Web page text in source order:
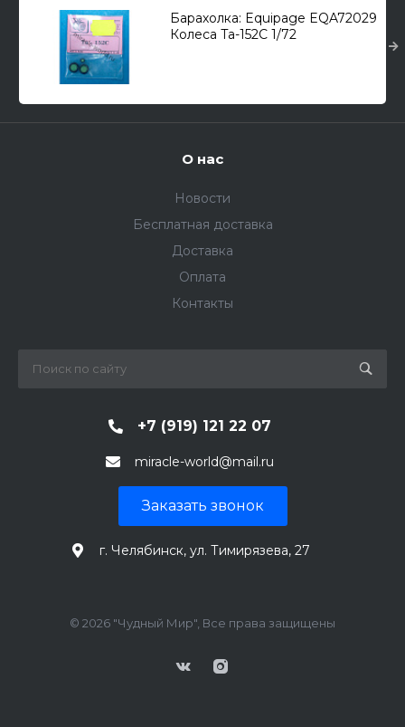
Барахолка: Equipage EQA72029
Колеса Ta-152C 1/72
О нас
Новости
Бесплатная доставка
Доставка
Оплата
Контакты
+7 (919) 121 22 07
miracle-world@mail.ru
Заказать звонок
г. Челябинск, ул. Тимирязева, 27
© 2026 "Чудный Мир", Все права защищены